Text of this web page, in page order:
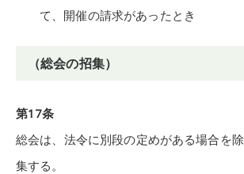
て、開催の請求があったとき
（総会の招集）
第17条
総会は、法令に別段の定めがある場合を
集する。